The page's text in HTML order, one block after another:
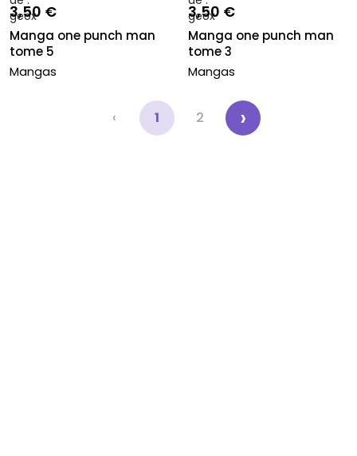
3,50 €
Manga one punch man
tome 5
Mangas
3,50 €
Manga one punch man
tome 3
Mangas
‹ 1 2 ›